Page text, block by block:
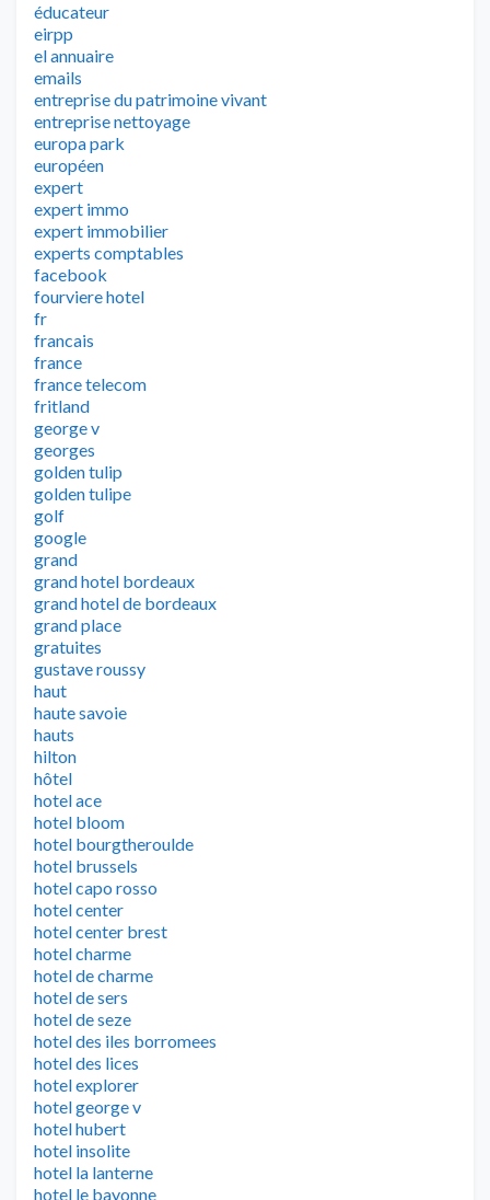
éducateur
eirpp
el annuaire
emails
entreprise du patrimoine vivant
entreprise nettoyage
europa park
européen
expert
expert immo
expert immobilier
experts comptables
facebook
fourviere hotel
fr
francais
france
france telecom
fritland
george v
georges
golden tulip
golden tulipe
golf
google
grand
grand hotel bordeaux
grand hotel de bordeaux
grand place
gratuites
gustave roussy
haut
haute savoie
hauts
hilton
hôtel
hotel ace
hotel bloom
hotel bourgtheroulde
hotel brussels
hotel capo rosso
hotel center
hotel center brest
hotel charme
hotel de charme
hotel de sers
hotel de seze
hotel des iles borromees
hotel des lices
hotel explorer
hotel george v
hotel hubert
hotel insolite
hotel la lanterne
hotel le bayonne